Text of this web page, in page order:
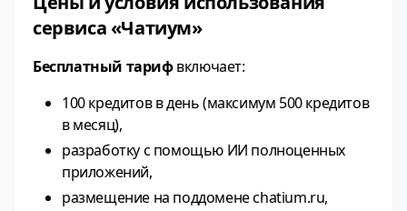
сервиса «Чатиум»
Бесплатный тарифвключает:
100 кредитов в день (максимум 500 кредитов
в месяц),
разработку с помощью ИИ полноценных
приложений,
размещение на поддомене chatium.ru,